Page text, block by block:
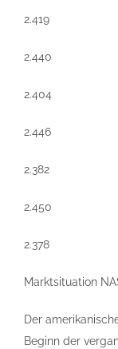
2.419
2.440
2.404
2.446
2.382
2.450
2.378
Marktsituation
Der
Beginn der